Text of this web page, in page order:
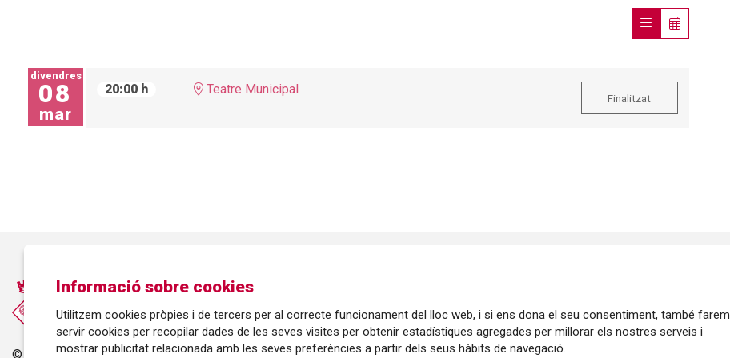
divendres
08
mar
20:00 h Teatre Municipal
Finalitzat
© Ajuntament de Roses| C/ Tarragona, 81 | 17480 ROSES
Informació sobre cookies
Utilitzem cookies pròpies i de tercers per al correcte funcionament del lloc web, i si ens dona el seu consentiment, també farem
servir cookies per recopilar dades de les seves visites per obtenir estadístiques agregades per millorar els nostres serveis i
mostrar publicitat relacionada amb les seves preferències a partir dels seus hàbits de navegació.